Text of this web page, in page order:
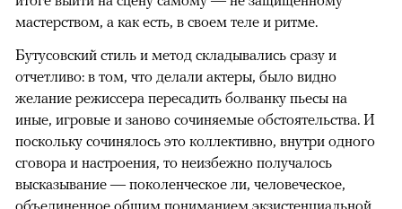
мастерством, а как есть, в своем теле и ритме.
Бутусовский стиль и метод складывались сразу и
отчетливо: в том, что делали актеры, было видно
желание режиссера пересадить болванку пьесы на
иные, игровые и заново сочиняемые обстоятельства. И
поскольку сочинялось это коллективно, внутри одного
сговора и настроения, то неизбежно получалось
высказывание — поколенческое ли, человеческое,